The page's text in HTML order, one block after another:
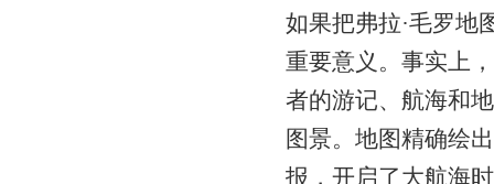
如果把弗拉·毛罗地
重要意义。事实上
者的游记、航海和
图景。地图精确绘
报，开启了大航海